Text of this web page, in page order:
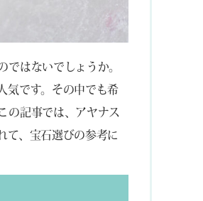
はないでしょうか。
気です。その中でも希
の記事では、アヤナス
て、宝石選びの参考に